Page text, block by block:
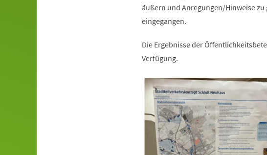
äußern und Anregungen/Hinweise zu
eingegangen.
Die Ergebnisse der
Verfügung.